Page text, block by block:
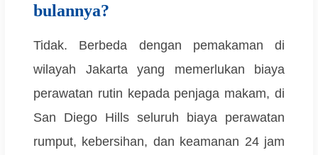
bulannya?
Tidak. Berbeda dengan pemakaman di
wilayah Jakarta yang memerlukan biaya
perawatan rutin kepada penjaga makam, di
San Diego Hills seluruh biaya perawatan
rumput, kebersihan, dan keamanan 24 jam